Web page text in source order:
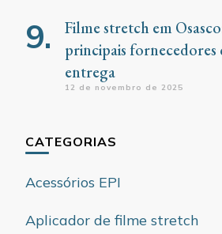
Filme stretch em
principais
entrega
12 de novembro de 2025
CATEGORIAS
Acessórios EPI
Aplicador de filme stretch